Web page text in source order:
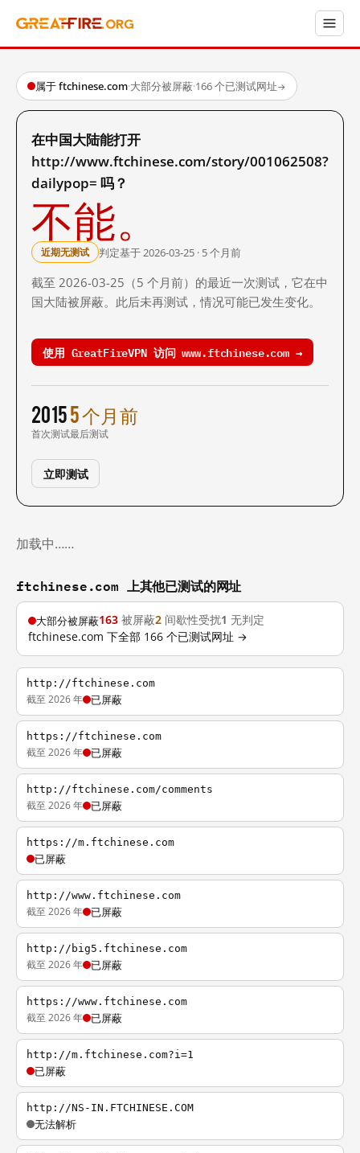
属于 ftchinese.com·大部分被屏蔽·166 个已测试网址→
在中国大陆能打开
http://www.ftchinese.com/story/001062508?
dailypop= 吗？
不能。
近期无测试 判定基于 2026-03-25 · 5 个月前
截至 2026-03-25（5 个月前）的最近一次测试，它在中
国大陆被屏蔽。此后未再测试，情况可能已发生变化。
使用 GreatFireVPN 访问 www.ftchinese.com →
2015
首次测试
5 个月前
最后测试
立即测试
加载中……
ftchinese.com 上其他已测试的网址
大部分被屏蔽163 被屏蔽2 间歇性受扰1 无判定
ftchinese.com 下全部 166 个已测试网址 →
http://ftchinese.com
截至 2026 年 已屏蔽
https://ftchinese.com
截至 2026 年 已屏蔽
http://ftchinese.com/comments
截至 2026 年 已屏蔽
https://m.ftchinese.com
已屏蔽
http://www.ftchinese.com
截至 2026 年 已屏蔽
http://big5.ftchinese.com
截至 2026 年 已屏蔽
https://www.ftchinese.com
截至 2026 年 已屏蔽
http://m.ftchinese.com?i=1
已屏蔽
http://NS-IN.FTCHINESE.COM
无法解析